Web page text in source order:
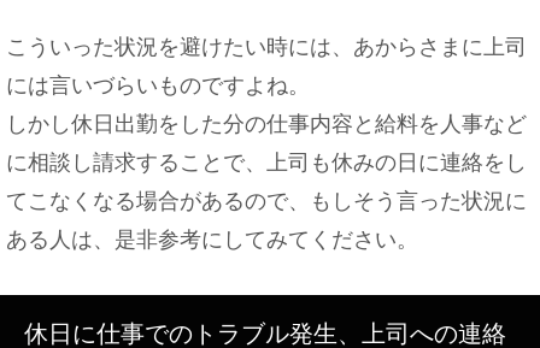
こういった状況を避けたい時には、あからさまに上司
には言いづらいものですよね。
しかし休日出勤をした分の仕事内容と給料を人事など
に相談し請求することで、上司も休みの日に連絡をし
てこなくなる場合があるので、もしそう言った状況に
ある人は、是非参考にしてみてください。
休日に仕事でのトラブル発生、上司への連絡